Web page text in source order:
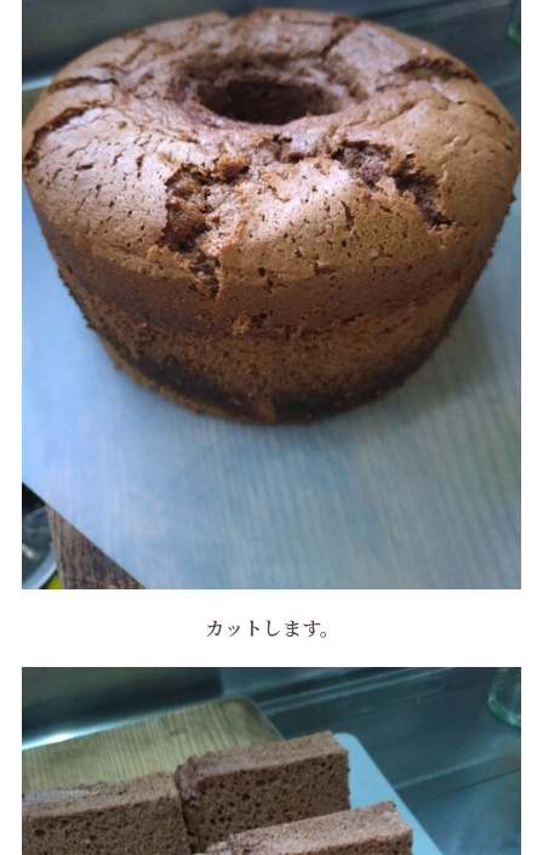
カットします。